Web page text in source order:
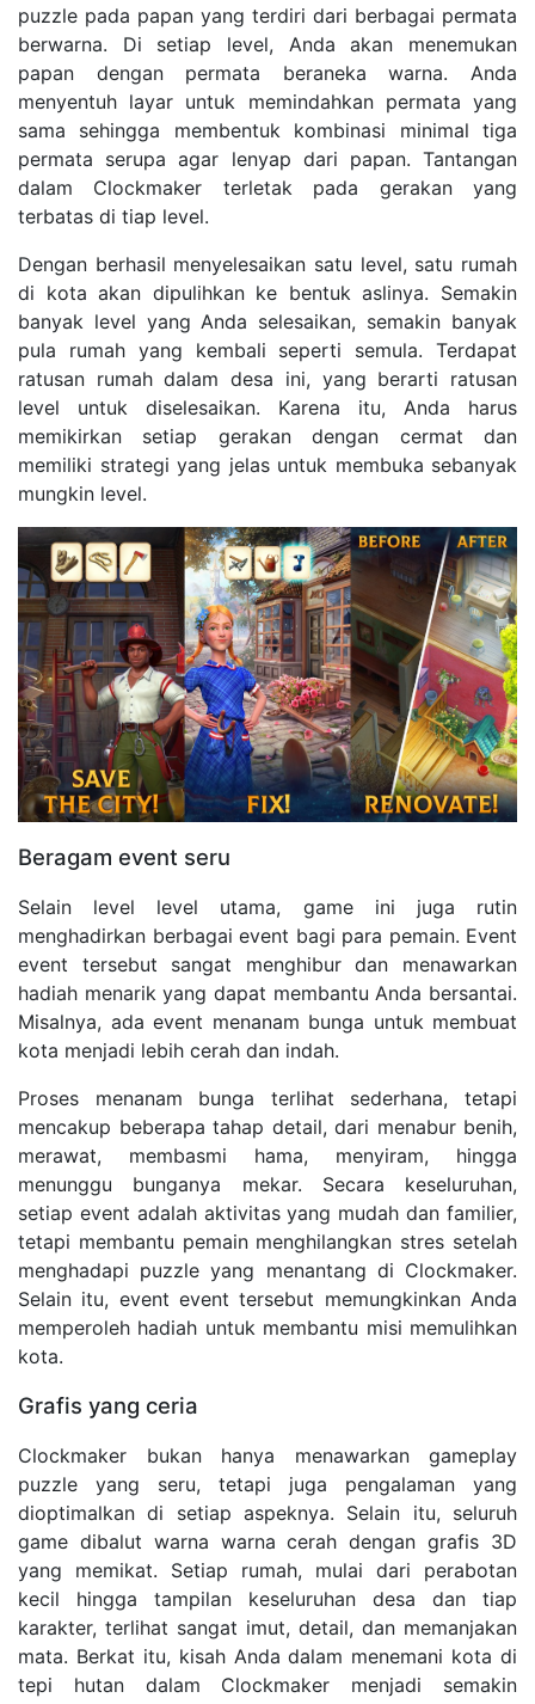
puzzle pada papan yang terdiri dari berbagai permata
berwarna. Di setiap level, Anda akan menemukan
papan dengan permata beraneka warna. Anda
menyentuh layar untuk memindahkan permata yang
sama sehingga membentuk kombinasi minimal tiga
permata serupa agar lenyap dari papan. Tantangan
dalam Clockmaker terletak pada gerakan yang
terbatas di tiap level.
Dengan berhasil menyelesaikan satu level, satu rumah
di kota akan dipulihkan ke bentuk aslinya. Semakin
banyak level yang Anda selesaikan, semakin banyak
pula rumah yang kembali seperti semula. Terdapat
ratusan rumah dalam desa ini, yang berarti ratusan
level untuk diselesaikan. Karena itu, Anda harus
memikirkan setiap gerakan dengan cermat dan
memiliki strategi yang jelas untuk membuka sebanyak
mungkin level.
Beragam event seru
Selain level level utama, game ini juga rutin
menghadirkan berbagai event bagi para pemain. Event
event tersebut sangat menghibur dan menawarkan
hadiah menarik yang dapat membantu Anda bersantai.
Misalnya, ada event menanam bunga untuk membuat
kota menjadi lebih cerah dan indah.
Proses menanam bunga terlihat sederhana, tetapi
mencakup beberapa tahap detail, dari menabur benih,
merawat, membasmi hama, menyiram, hingga
menunggu bunganya mekar. Secara keseluruhan,
setiap event adalah aktivitas yang mudah dan familier,
tetapi membantu pemain menghilangkan stres setelah
menghadapi puzzle yang menantang di Clockmaker.
Selain itu, event event tersebut memungkinkan Anda
memperoleh hadiah untuk membantu misi memulihkan
kota.
Grafis yang ceria
Clockmaker bukan hanya menawarkan gameplay
puzzle yang seru, tetapi juga pengalaman yang
dioptimalkan di setiap aspeknya. Selain itu, seluruh
game dibalut warna warna cerah dengan grafis 3D
yang memikat. Setiap rumah, mulai dari perabotan
kecil hingga tampilan keseluruhan desa dan tiap
karakter, terlihat sangat imut, detail, dan memanjakan
mata. Berkat itu, kisah Anda dalam menemani kota di
tepi hutan dalam Clockmaker menjadi semakin